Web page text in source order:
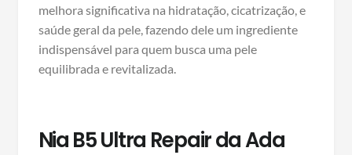
melhora significativa na hidratação, cicatrização, e
saúde geral da pele, fazendo dele um ingrediente
indispensável para quem busca uma pele
equilibrada e revitalizada.
Nia B5 Ultra Repair da Ada